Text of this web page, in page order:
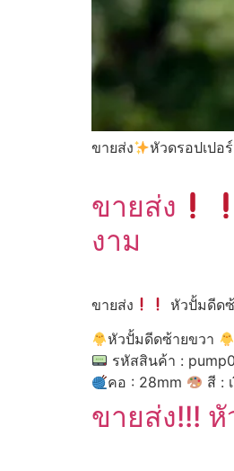
ขายส่ง หัวดรอปเปอ
ขายส่ง
งาม
ขายส่ง
หัวปั้มดีด
หัวปั้มดีดซ้ายขวา
รหัสสินค้า :
คอ : 28mm
สี :
ขายส่ง!!!